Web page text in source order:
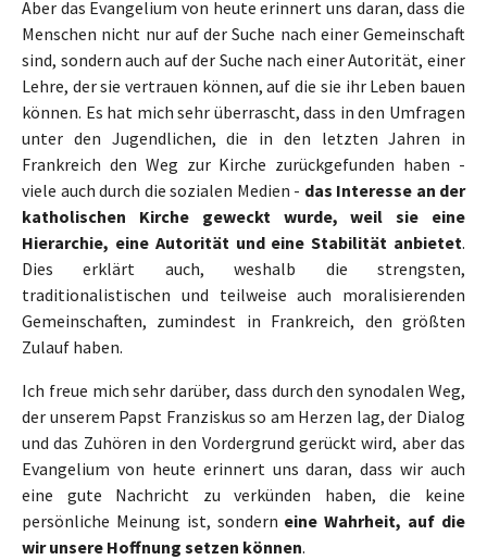
Aber das Evangelium von heute erinnert uns daran, dass die
Menschen nicht nur auf der Suche nach einer Gemeinschaft
sind, sondern auch auf der Suche nach einer Autorität, einer
Lehre, der sie vertrauen können, auf die sie ihr Leben bauen
können. Es hat mich sehr überrascht, dass in den Umfragen
unter den Jugendlichen, die in den letzten Jahren in
Frankreich den Weg zur Kirche zurückgefunden haben -
viele auch durch die sozialen Medien - das Interesse an der
katholischen Kirche geweckt wurde, weil sie eine
Hierarchie, eine Autorität und eine Stabilität anbietet.
Dies erklärt auch, weshalb die strengsten,
traditionalistischen und teilweise auch moralisierenden
Gemeinschaften, zumindest in Frankreich, den größten
Zulauf haben.
Ich freue mich sehr darüber, dass durch den synodalen Weg,
der unserem Papst Franziskus so am Herzen lag, der Dialog
und das Zuhören in den Vordergrund gerückt wird, aber das
Evangelium von heute erinnert uns daran, dass wir auch
eine gute Nachricht zu verkünden haben, die keine
persönliche Meinung ist, sondern eine Wahrheit, auf die
wir unsere Hoffnung setzen können.